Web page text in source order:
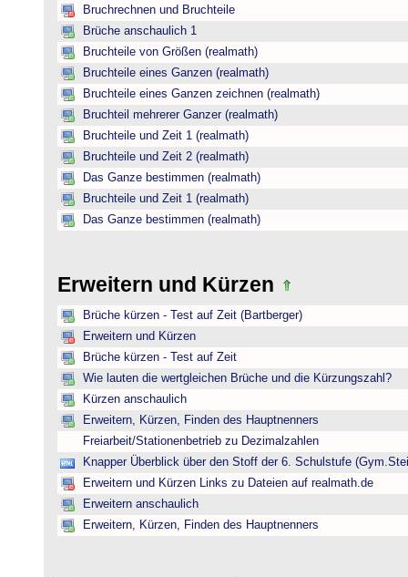
Bruchrechnen und Bruchteile
Brüche anschaulich 1
Bruchteile von Größen (realmath)
Bruchteile eines Ganzen (realmath)
Bruchteile eines Ganzen zeichnen (realmath)
Bruchteil mehrerer Ganzer (realmath)
Bruchteile und Zeit 1 (realmath)
Bruchteile und Zeit 2 (realmath)
Das Ganze bestimmen (realmath)
Bruchteile und Zeit 1 (realmath)
Das Ganze bestimmen (realmath)
Erweitern und Kürzen
Brüche kürzen - Test auf Zeit (Bartberger)
Erweitern und Kürzen
Brüche kürzen - Test auf Zeit
Wie lauten die wertgleichen Brüche und die Kürzungszahl?
Kürzen anschaulich
Erweitern, Kürzen, Finden des Hauptnenners
Freiarbeit/Stationenbetrieb zu Dezimalzahlen
Knapper Überblick über den Stoff der 6. Schulstufe
Erweitern und Kürzen Links zu Dateien auf realmath.de
Erweitern anschaulich
Erweitern, Kürzen, Finden des Hauptnenners